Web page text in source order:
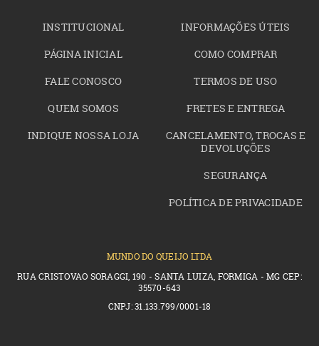
INSTITUCIONAL
PÁGINA INICIAL
FALE CONOSCO
QUEM SOMOS
INDIQUE NOSSA LOJA
INFORMAÇÕES ÚTEIS
COMO COMPRAR
TERMOS DE USO
FRETES E ENTREGA
CANCELAMENTO, TROCAS E
DEVOLUÇÕES
SEGURANÇA
POLÍTICA DE PRIVACIDADE
MUNDO DO QUEIJO LTDA
RUA CRISTOVAO SORAGGI, 190 - SANTA LUIZA, FORMIGA - MG CEP:
35570-643
CNPJ: 31.133.799/0001-18